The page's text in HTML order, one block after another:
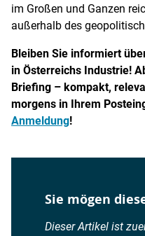
im Großen und Ganzen
außerhalb des
Bleiben Sie informiert
in Österreichs Industrie!
Briefing – kompakt,
morgens in Ihrem
Anmeldung!
Sie mögen
Dieser Artikel ist